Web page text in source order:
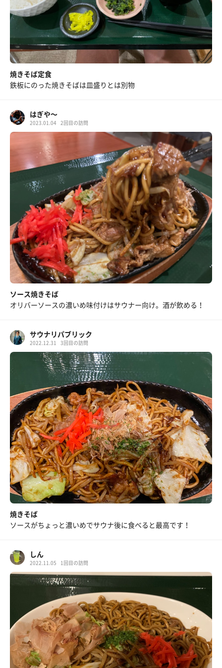
焼きそば定食
鉄板にのった焼きそばは皿盛りとは別物
はぎや〜
2023.01.04 2回目の訪問
ソース焼きそば
オリバーソースの濃いめ味付けはサウナー向け。酒が飲める！
サウナリパブリック
2022.12.31 3回目の訪問
焼きそば
ソースがちょっと濃いめでサウナ後に食べると最高です！
しん
2022.11.05 1回目の訪問